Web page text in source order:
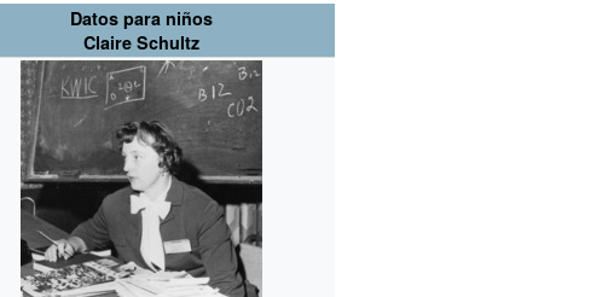
Datos para niños
Claire Schultz